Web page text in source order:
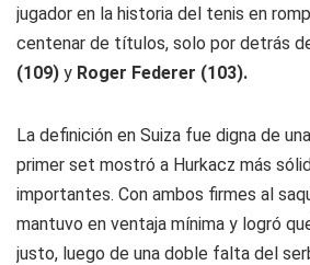
jugador en la historia del tenis en
centenar de títulos, solo por detrás
(109) y Roger Federer (103).
La definición en Suiza fue digna de
primer set mostró a Hurkacz más
importantes. Con ambos firmes al
mantuvo en ventaja mínima y logró
justo, luego de una doble falta del